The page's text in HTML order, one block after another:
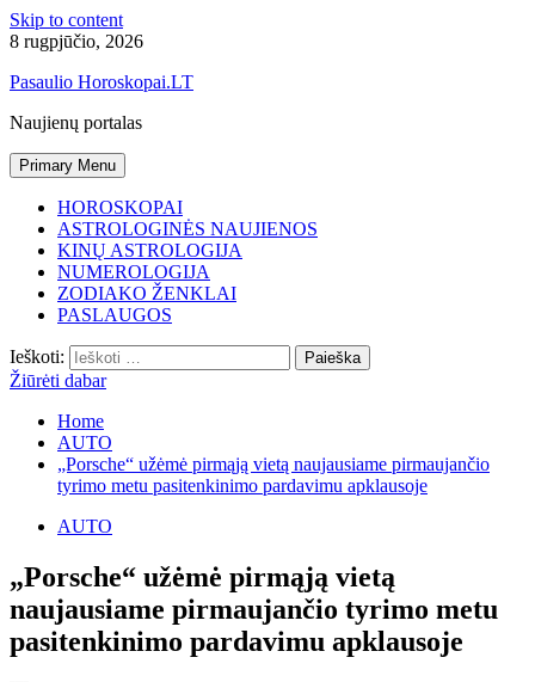
Skip to content
8 rugpjūčio, 2026
Pasaulio Horoskopai.LT
Naujienų portalas
Primary Menu
HOROSKOPAI
ASTROLOGINĖS NAUJIENOS
KINŲ ASTROLOGIJA
NUMEROLOGIJA
ZODIAKO ŽENKLAI
PASLAUGOS
Ieškoti:
Žiūrėti dabar
Home
AUTO
„Porsche“ užėmė pirmąją vietą naujausiame pirmaujančio
tyrimo metu pasitenkinimo pardavimu apklausoje
AUTO
„Porsche“ užėmė pirmąją vietą
naujausiame pirmaujančio tyrimo metu
pasitenkinimo pardavimu apklausoje